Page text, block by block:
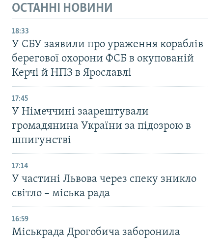
ОСТАННІ НОВИНИ
18:33
У СБУ заявили про ураження кораблів
берегової охорони ФСБ в окупованій
Керчі й НПЗ в Ярославлі
17:45
У Німеччині заарештували
громадянина України за підозрою в
шпигунстві
17:14
У частині Львова через спеку зникло
світло – міська рада
16:59
Міськрада Дрогобича заборонила